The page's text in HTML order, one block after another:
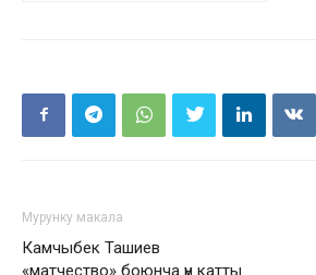
Мурунку макала
Камчыбек Ташиев
«матчество» боюнча үн катты